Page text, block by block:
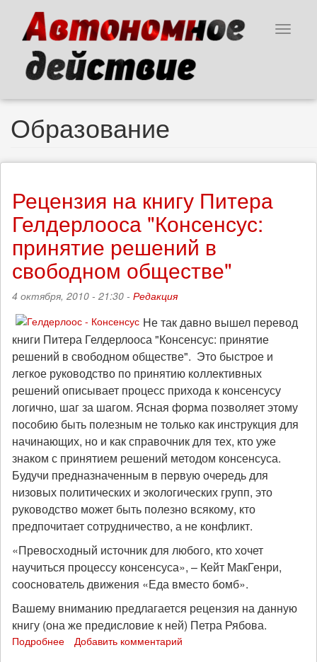
основному
содержанию
Toggle
Образование
Рецензия на книгу Питера
Гелдерлооса "Консенсус:
принятие решений в
свободном обществе"
4 октября, 2010 - 21:30 - Редакция
Не так давно вышел перевод
книги Питера Гелдерлооса "Консенсус: принятие
решений в свободном обществе". Это быстрое и
легкое руководство по принятию коллективных
решений описывает процесс прихода к консенсусу
логично, шаг за шагом. Ясная форма позволяет этому
пособию быть полезным не только как инструкция для
начинающих, но и как справочник для тех, кто уже
знаком с принятием решений методом консенсуса.
Будучи предназначенным в первую очередь для
низовых политических и экологических групп, это
руководство может быть полезно всякому, кто
предпочитает сотрудничество, а не конфликт.
«Превосходный источник для любого, кто хочет
научиться процессу консенсуса», – Кейт МакГенри,
сооснователь движения «Еда вместо бомб».
Вашему вниманию предлагается рецензия на данную
книгу (она же предисловие к ней) Петра Рябова.
Подробнее Добавить комментарий